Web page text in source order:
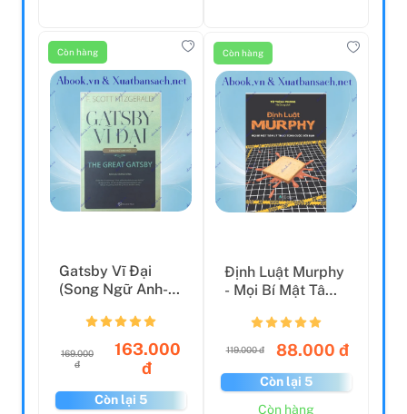
Còn hàng
Gatsby Vĩ Đại
(Song Ngữ Anh-
2023)
169.000
đ
163.000
đ
Còn lại 5
Còn hàng
Định Luật Murphy
- Mọi Bí Mật Tâm
Cuộ...
119.000 đ 88.000 đ
Còn lại 5
Còn hàng